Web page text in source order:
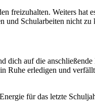
freizuhalten. Weiters hat
und Schularbeiten nicht zu
dich auf die
Ruhe erledigen und
für das letzte